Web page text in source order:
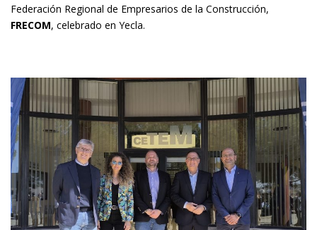
Federación Regional de Empresarios de la Construcción,
FRECOM, celebrado en Yecla.